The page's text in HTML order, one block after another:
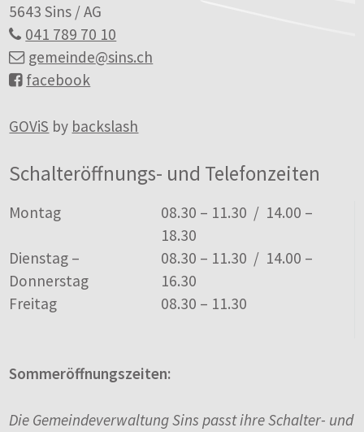
5643 Sins / AG
041 789 70 10
gemeinde@sins.ch
facebook
GOViS by backslash
Schalteröffnungs- und Telefonzeiten
TagÖffnungszeiten
Montag
08.30 – 11.30 / 14.00 –
18.30
Dienstag –
Donnerstag
08.30 – 11.30 / 14.00 –
16.30
Freitag
08.30 – 11.30
Sommeröffnungszeiten:
Die Gemeindeverwaltung Sins passt ihre Schalter- und